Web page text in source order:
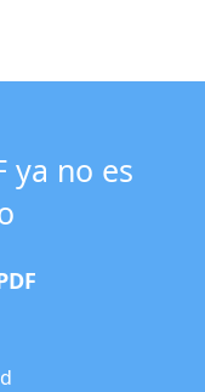
ya no es